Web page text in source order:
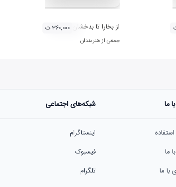
از بخارا تا بدخشان
جمعی از هنرمندان
۳۶۰,۰۰۰ ت
ما
ما
با ما
شبکه‌های اجتماعی
اینستاگرام
فیسبوک
تلگرام